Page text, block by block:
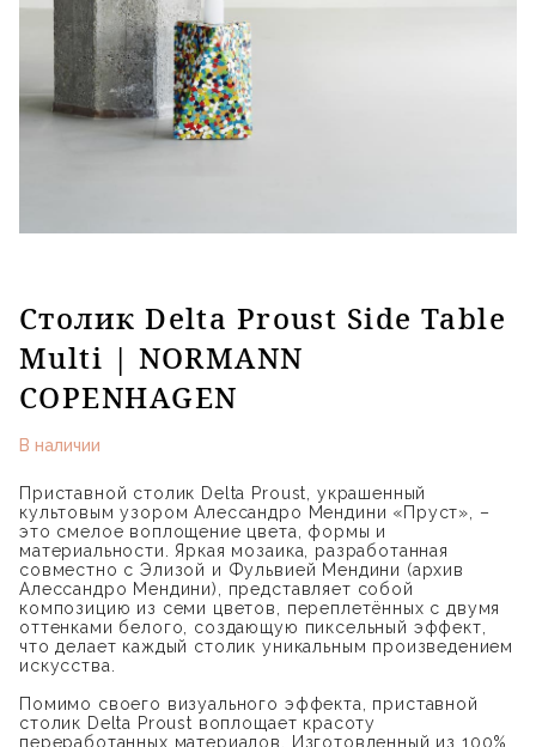
Столик Delta Proust Side Table
Multi | NORMANN
COPENHAGEN
В наличии
Приставной столик Delta Proust, украшенный
культовым узором Алессандро Мендини «Пруст», –
это смелое воплощение цвета, формы и
материальности. Яркая мозаика, разработанная
совместно с Элизой и Фульвией Мендини (архив
Алессандро Мендини), представляет собой
композицию из семи цветов, переплетённых с двумя
оттенками белого, создающую пиксельный эффект,
что делает каждый столик уникальным произведением
искусства.
Помимо своего визуального эффекта, приставной
столик Delta Proust воплощает красоту
переработанных материалов. Изготовленный из 100%